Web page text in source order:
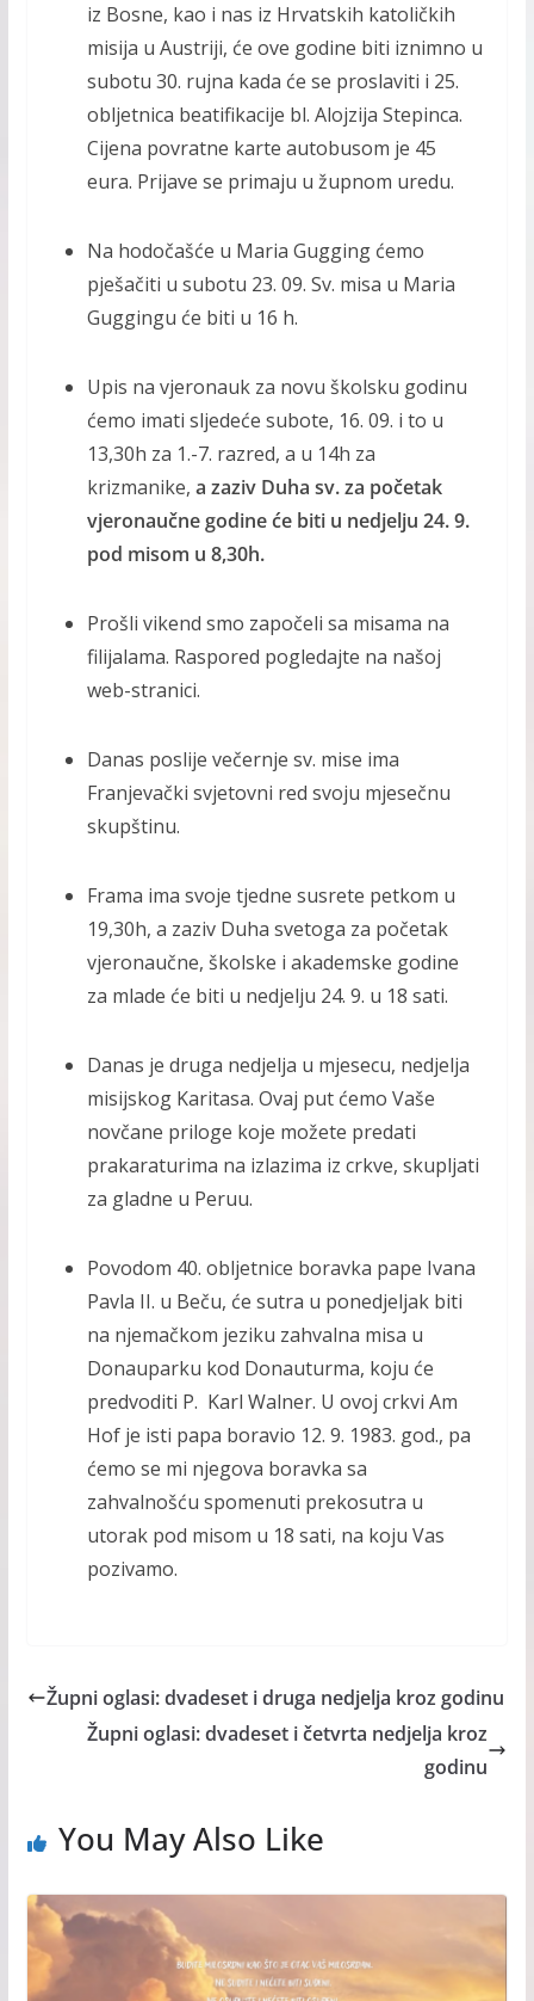
iz Bosne, kao i nas iz Hrvatskih katoličkih
misija u Austriji, će ove godine biti iznimno u
subotu 30. rujna kada će se proslaviti i 25.
obljetnica beatifikacije bl. Alojzija Stepinca.
Cijena povratne karte autobusom je 45
eura. Prijave se primaju u župnom uredu.
Na hodočašće u Maria Gugging ćemo
pješačiti u subotu 23. 09. Sv. misa u Maria
Guggingu će biti u 16 h.
Upis na vjeronauk za novu školsku godinu
ćemo imati sljedeće subote, 16. 09. i to u
13,30h za 1.-7. razred, a u 14h za
krizmanike, a zaziv Duha sv. za početak
vjeronaučne godine će biti u nedjelju 24. 9.
pod misom u 8,30h.
Prošli vikend smo započeli sa misama na
filijalama. Raspored pogledajte na našoj
web-stranici.
Danas poslije večernje sv. mise ima
Franjevački svjetovni red svoju mjesečnu
skupštinu.
Frama ima svoje tjedne susrete petkom u
19,30h, a zaziv Duha svetoga za početak
vjeronaučne, školske i akademske godine
za mlade će biti u nedjelju 24. 9. u 18 sati.
Danas je druga nedjelja u mjesecu, nedjelja
misijskog Karitasa. Ovaj put ćemo Vaše
novčane priloge koje možete predati
prakaraturima na izlazima iz crkve, skupljati
za gladne u Peruu.
Povodom 40. obljetnice boravka pape Ivana
Pavla II. u Beču, će sutra u ponedjeljak biti
na njemačkom jeziku zahvalna misa u
Donauparku kod Donauturma, koju će
predvoditi P. Karl Walner. U ovoj crkvi Am
Hof je isti papa boravio 12. 9. 1983. god., pa
ćemo se mi njegova boravka sa
zahvalnošću spomenuti prekosutra u
utorak pod misom u 18 sati, na koju Vas
pozivamo.
Župni oglasi: dvadeset i druga nedjelja kroz godinu
Župni oglasi: dvadeset i četvrta nedjelja kroz
godinu
You May Also Like